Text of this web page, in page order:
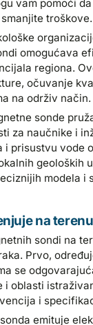
vam pomoći
troškove.
omogućava
regiona.
očuvanje
na održiv način.
sonde
za naučnike i
i prisustvu vode
geoloških
modela i
na terenu
sondi na
Prvo,
se
i oblasti
i
emituje